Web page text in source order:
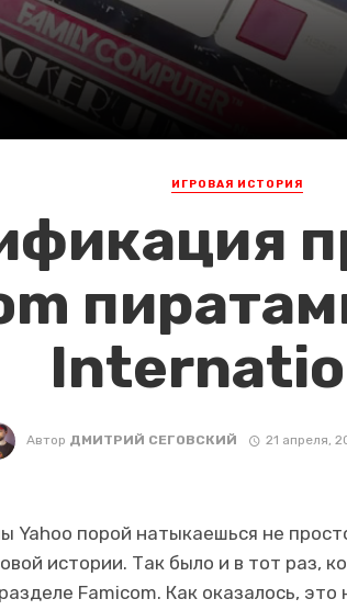
ИГРОВАЯ ИСТОРИЯ
Автор ДМИТРИЙ СЕГОВСКИЙ 21 апреля,
Yahoo порой натыкаешься не
истории. Так было и в тот раз,
Famicom. Как оказалось,